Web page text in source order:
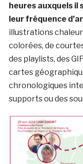
heures auxquels il
leur fréquence
illustrations
colorées, de
des playlists, des
cartes
chronologiques
supports ou des